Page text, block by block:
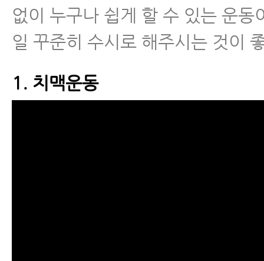
없이 누구나 쉽게 할 수 있는 운동
일 꾸준히 수시로 해주시는 것이
1. 치맥운동